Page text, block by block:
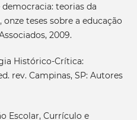
democracia: teorias da
teses sobre a educação
2009.
Histórico-Crítica:
rev. Campinas, SP: Autores
Escolar, Currículo e